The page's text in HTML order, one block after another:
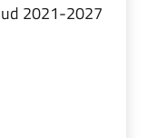
2021-2027